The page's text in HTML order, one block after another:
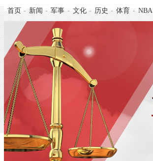
首页 - 新闻 - 军事 - 文化 - 历史 - 体育 - NBA